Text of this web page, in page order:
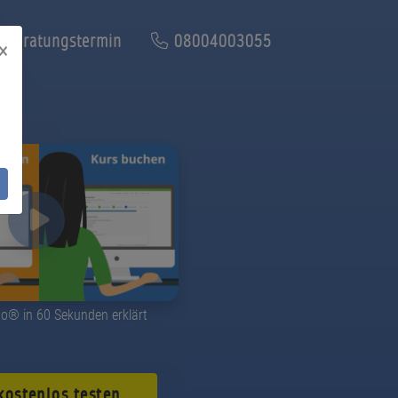
in 60 Sekunden erklärt
Beratungstermin 08004003055